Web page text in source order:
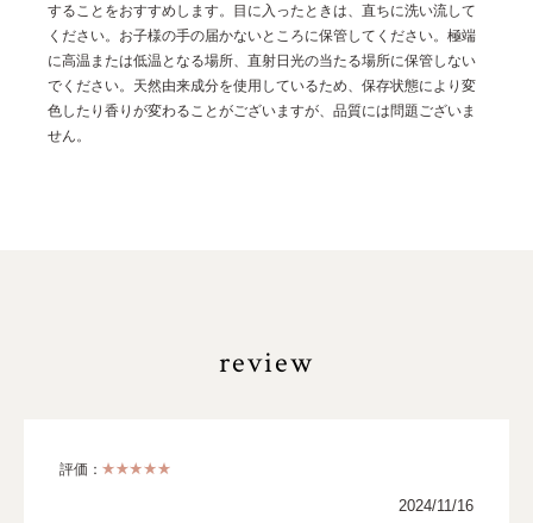
することをおすすめします。目に入ったときは、直ちに洗い流して
ください。お子様の手の届かないところに保管してください。極端
に高温または低温となる場所、直射日光の当たる場所に保管しない
でください。天然由来成分を使用しているため、保存状態により変
色したり香りが変わることがございますが、品質には問題ございま
せん。
review
評価：
2024/11/16